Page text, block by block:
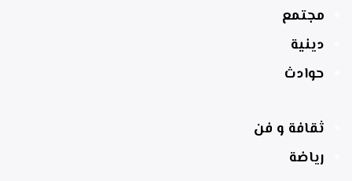
مجتمع
دينية
حوادث
ثقافة و فن
رياضة